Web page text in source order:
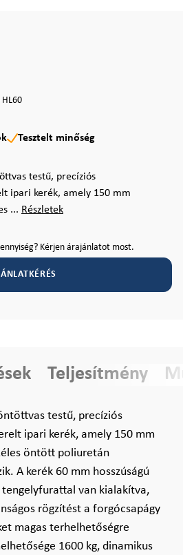
HL60
Tesztelt minőség
testű, precíziós
ipari kerék, amely 150 mm
... Részletek
Kérjen árajánlatot most.
Teljesítmény
testű, precíziós
ipari kerék, amely 150 mm
öntött poliuretán
A kerék 60 mm hosszúságú
van kialakítva,
rögzítést a forgócsapágy
magas terhelhetőségre
1600 kg, dinamikus